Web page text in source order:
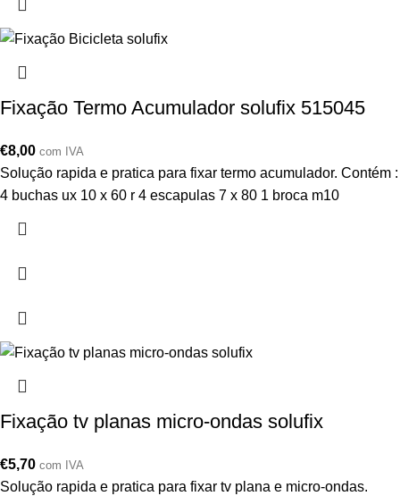
Fixação Termo Acumulador solufix 515045
€8,00 com IVA
Solução rapida e pratica para fixar termo acumulador. Contém :
4 buchas ux 10 x 60 r 4 escapulas 7 x 80 1 broca m10
Fixação tv planas micro-ondas solufix
€5,70 com IVA
Solução rapida e pratica para fixar tv plana e micro-ondas.